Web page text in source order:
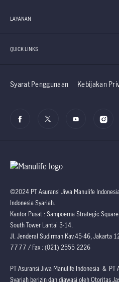
LAYANAN
QUICK LINKS
Syarat Penggunaan Kebijakan
©2024 PT Asuransi Jiwa Manulife
Indonesia Syariah.
Kantor Pusat : Sampoerna Strategic
South Tower Lantai 3-14.
Jl. Jenderal Sudirman Kav.45-46, Jakarta
7777 / Fax : (021) 2555 2226
PT Asuransi Jiwa Manulife Indonesia & PT
Syariah berizin dan diawasi oleh Otoritas